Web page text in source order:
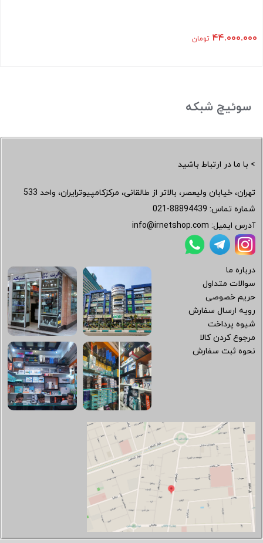
۴۴.۰۰۰.۰۰۰ تومان
سوئیچ شبکه
> با ما در ارتباط باشید
تهران، خیابان ولیعصر، بالاتر از طالقانی، مرکزکامپیوترایران، واحد 533
شماره تماس: 021-88894439
آدرس ایمیل: info@irnetshop.com
درباره ما
سوالات متداول
حریم خصوصی
رویه ارسال سفارش
شیوه پرداخت
مرجوع کردن کالا
نحوه ثبت سفارش